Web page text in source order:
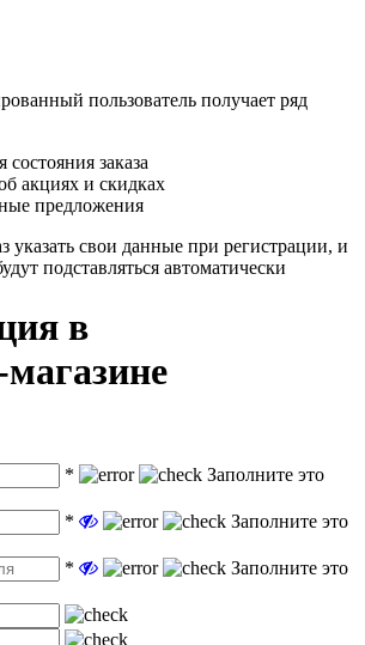
пользователь получает ряд
заказа
акциях и скидках
предложения
указать свои данные при регистрации, и
подставляться автоматически
в
*
Заполните это
*
Заполните это
*
Заполните это